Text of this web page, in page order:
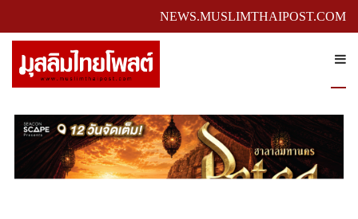
NEWS.MUSLIMTHAIPOST.COM